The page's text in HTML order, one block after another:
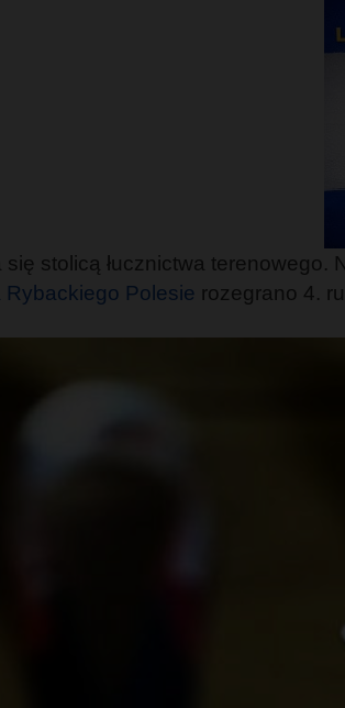
się stolicą łucznictwa terenowego.
Polesie rozegrano 4.